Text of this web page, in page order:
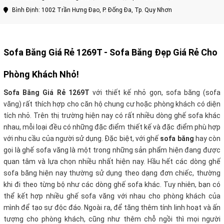
Bình Định: 1002 Trần Hưng Đạo, P. Đống Đa, Tp. Quy Nhơn
Sofa Băng Giá Rẻ 1269T - Sofa Băng Đẹp Giá Rẻ Cho
Phòng Khách Nhỏ!
Sofa Băng Giá Rẻ 1269T với thiết kế nhỏ gọn, sofa băng (sofa
văng) rất thích hợp cho căn hộ chung cư hoặc phòng khách có diện
tích nhỏ. Trên thị trường hiện nay có rất nhiều dòng ghế sofa khác
nhau, mỗi loại đều có những đặc điểm thiết kế và đặc điểm phù hợp
với nhu cầu của người sử dụng. Đặc biệt, với ghế sofa băng hay còn
gọi là ghế sofa văng là một trong những sản phẩm hiện đang được
quan tâm và lựa chọn nhiều nhất hiện nay. Hầu hết các dòng ghế
sofa băng hiện nay thường sử dụng theo dạng đơn chiếc, thường
khi đi theo từng bộ như các dòng ghế sofa khác. Tuy nhiên, bạn có
thể kết hợp nhiều ghế sofa văng với nhau cho phòng khách của
mình để tạo sự độc đáo. Ngoài ra, để tăng thêm tính linh hoạt và ấn
tượng cho phòng khách, cũng như thêm chỗ ngồi thì mọi người